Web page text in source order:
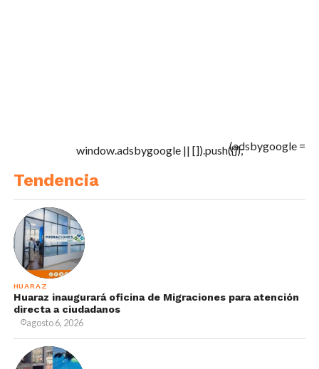
(adsbygoogle =
window.adsbygoogle || []).push({});
Tendencia
HUARAZ
Huaraz inaugurará oficina de Migraciones para atención
directa a ciudadanos
agosto 6, 2026